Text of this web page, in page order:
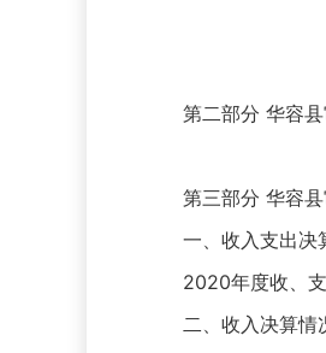
第二部分 华容
第三部分 华容
一、收入支出决
2020年度收、
二、收入决算情